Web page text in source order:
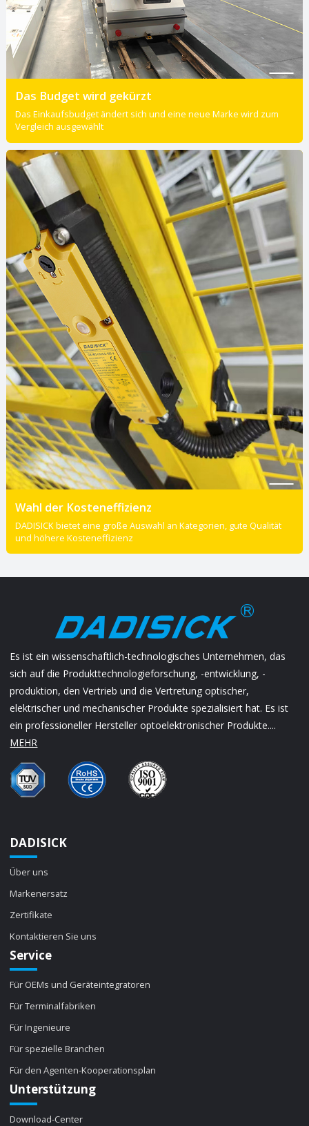
Das Budget wird gekürzt
Das Einkaufsbudget ändert sich und eine neue Marke wird zum
Vergleich ausgewählt
Wahl der Kosteneffizienz
DADISICK bietet eine große Auswahl an Kategorien, gute Qualität
und höhere Kosteneffizienz
Es ist ein wissenschaftlich-technologisches Unternehmen, das
sich auf die Produkttechnologieforschung, -entwicklung, -
produktion, den Vertrieb und die Vertretung optischer,
elektrischer und mechanischer Produkte spezialisiert hat. Es ist
ein professioneller Hersteller optoelektronischer Produkte....
MEHR
DADISICK
Über uns
Markenersatz
Zertifikate
Kontaktieren Sie uns
Service
Für OEMs und Geräteintegratoren
Für Terminalfabriken
Für Ingenieure
Für spezielle Branchen
Für den Agenten-Kooperationsplan
Unterstützung
Download-Center